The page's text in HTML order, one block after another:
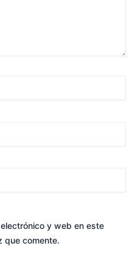
y web en este
que comente.